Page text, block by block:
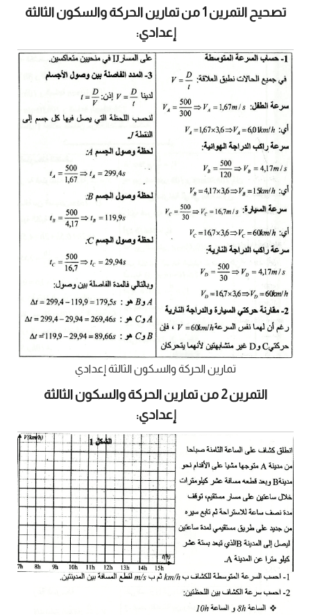
تصحيح التمرين 1 من تمارين الحركة والسكون الثالثة
إعدادي:
تمارين الحركة والسكون الثالثة إعدادي
التمرين 2 من تمارين الحركة والسكون الثالثة
إعدادي: